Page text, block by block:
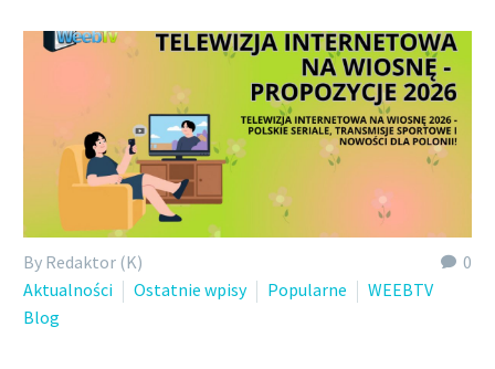
0
By Redaktor (K)
Aktualności
Ostatnie wpisy Popularne
WEEBTV
Blog